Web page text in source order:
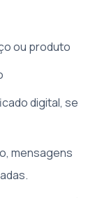
ou produto
digital, se
mensagens